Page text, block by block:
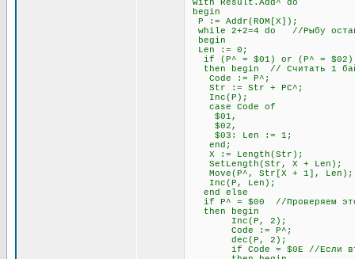
with Result.Add^ do
begin
P := Addr(ROM[X]);
while 2+2=4 do //Рыбу
begin
Len := 0;
if (P^ = $01) or (P^ = $02)
then begin // Считать 1
Code := P^;
Str := Str + PC^;
Inc(P);
case Code of
$01,
$02,
$03: Len := 1;
end;
X := Length(Str);
SetLength(Str, X + Len);
Move(P^, Str[X + 1], Len);
Inc(P, Len);
end else
if P^ = $00 //Проверяем
then begin
Inc(P, 2);
Code := P^;
dec(P, 2);
if Code = $0E //Если второй